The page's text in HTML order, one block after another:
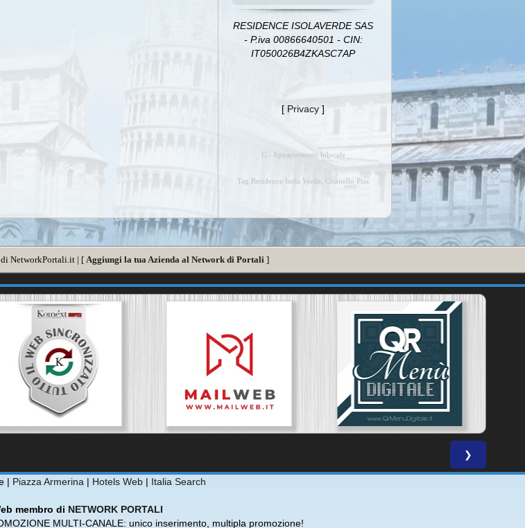
RESIDENCE ISOLAVERDE SAS
- P.iva 00866640501 - CIN:
IT050026B4ZKASC7AP
[ Privacy ]
C - Appartamento bilocale
Tag Residence Isola Verde, Cisanello Pisa
di NetworkPortali.it | [Aggiungi la tua Azienda al Network di Portali ]
❯
| Piazza Armerina | Hotels Web | Italia Search
membro di NETWORK PORTALI
MULTI-CANALE: unico inserimento, multipla promozione!